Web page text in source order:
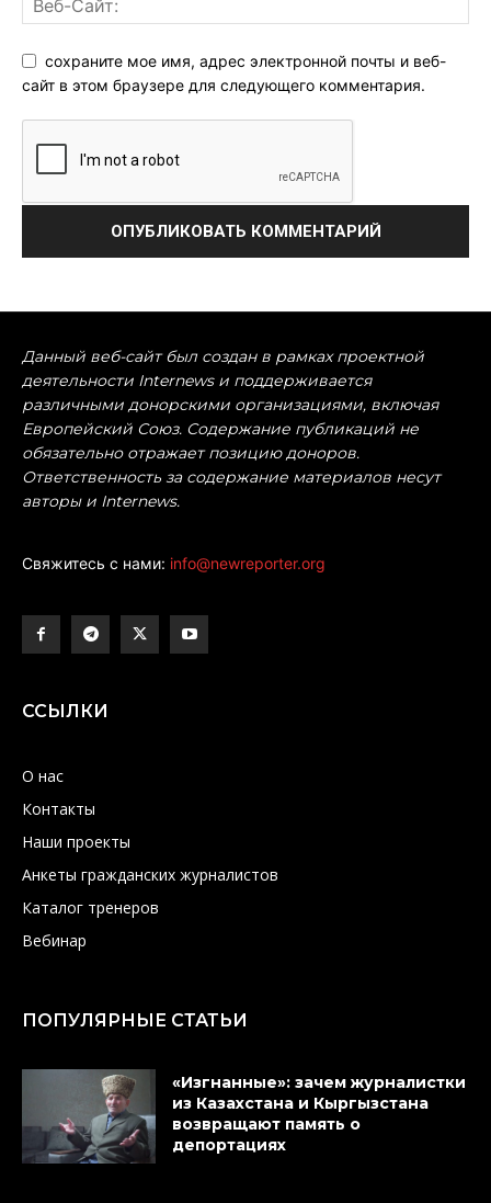
сохраните мое имя, адрес электронной почты и веб-
сайт в этом браузере для следующего комментария.
Данный веб-сайт был создан в рамках проектной
деятельности Internews и поддерживается
различными донорскими организациями, включая
Европейский Союз. Содержание публикаций не
обязательно отражает позицию доноров.
Ответственность за содержание материалов несут
авторы и Internews.
Свяжитесь с нами: info@newreporter.org
ССЫЛКИ
О нас
Контакты
Наши проекты
Анкеты гражданских журналистов
Каталог тренеров
Вебинар
ПОПУЛЯРНЫЕ СТАТЬИ
«Изгнанные»: зачем журналистки
из Казахстана и Кыргызстана
возвращают память о
депортациях